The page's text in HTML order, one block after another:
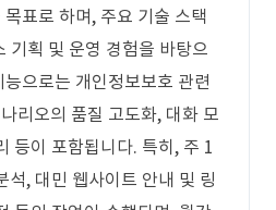
표로 하며, 주요 기술 스택
기획 및 운영 경험을 바탕으
으로는 개인정보보호 관련
리오의 품질 고도화, 대화 모
등이 포함됩니다. 특히, 주 1
석, 대민 웹사이트 안내 및 링